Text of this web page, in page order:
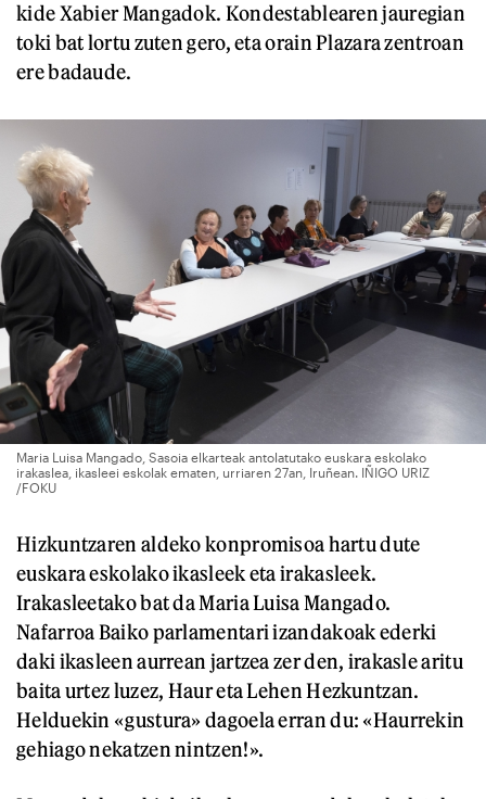
kide Xabier Mangadok. Kondestablearen jauregian
toki bat lortu zuten gero, eta orain Plazara zentroan
ere badaude.
Maria Luisa Mangado, Sasoia elkarteak antolatutako euskara eskolako
irakaslea, ikasleei eskolak ematen, urriaren 27an, Iruñean. IÑIGO URIZ
/FOKU
Hizkuntzaren aldeko konpromisoa hartu dute
euskara eskolako ikasleek eta irakasleek.
Irakasleetako bat da Maria Luisa Mangado.
Nafarroa Baiko parlamentari izandakoak ederki
daki ikasleen aurrean jartzea zer den, irakasle aritu
baita urtez luzez, Haur eta Lehen Hezkuntzan.
Helduekin «gustura» dagoela erran du: «Haurrekin
gehiago nekatzen nintzen!».